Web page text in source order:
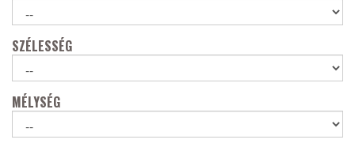
SZÉLESSÉG
MÉLYSÉG